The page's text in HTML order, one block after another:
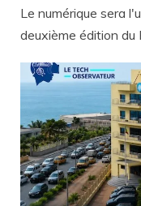
DAKAR
Le numérique sera
deuxième édition du